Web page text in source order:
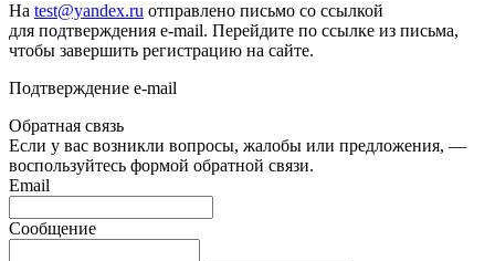
На test@yandex.ru отправлено письмо со ссылкой
для подтверждения e-mail. Перейдите по ссылке из письма,
чтобы завершить регистрацию на сайте.
Подтверждение e-mail
Обратная связь
Если у вас возникли вопросы, жалобы или предложения, —
воспользуйтесь формой обратной связи.
Email
Сообщение